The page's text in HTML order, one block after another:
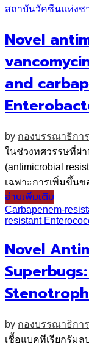
สถาบันวัคซีนแห่งช
Novel
and
by กองบรรณาธิการ
ในช่วงทศวรรษที่ผ่
(antimicrobial
เฉพาะการเพิ่มขึ้นข
อ่านเพิ่มเติม
Carbapenem-
resistant
Novel
by กองบรรณาธิการ
เชื้อแบคทีเรียกรัมล